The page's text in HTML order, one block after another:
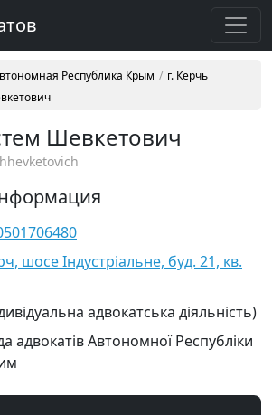
Республика Крым
г. Керчь
Шевкетович
шосе Індустріальне, буд. 21, кв.
адвокатська діяльність)
адвокатів Автономної Республіки